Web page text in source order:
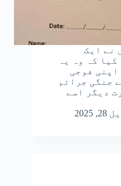
نے ایک
کہ وہ یہ
اپنی فوجی
جنگی جرائم
دیگر اسے
2025